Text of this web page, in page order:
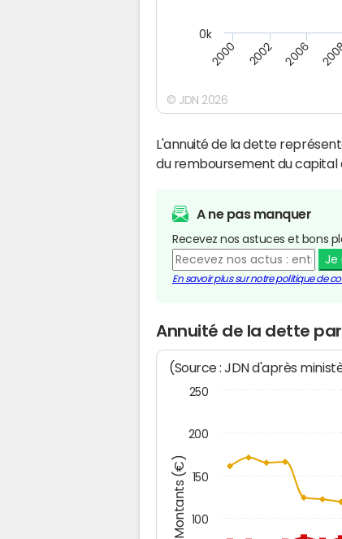
2000 2002 2006
0k
© JDN 2026
L'annuité de la dette
du remboursement du capital
A ne pas manquer
Recevez nos astuces et bons
Je
En savoir plus sur notre politique de
Annuité de la dette
Montants (€)
(Source : JDN d'après
100
150
200
250